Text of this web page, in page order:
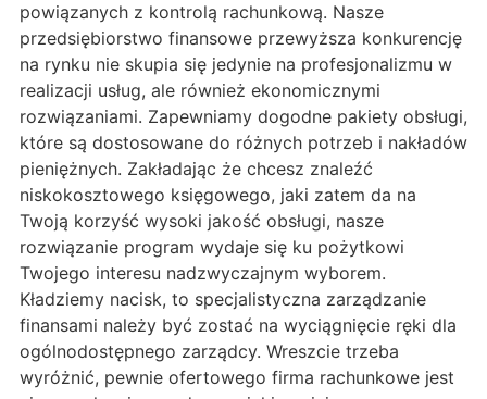
powiązanych z kontrolą rachunkową. Nasze
przedsiębiorstwo finansowe przewyższa konkurencję
na rynku nie skupia się jedynie na profesjonalizmu w
realizacji usług, ale również ekonomicznymi
rozwiązaniami. Zapewniamy dogodne pakiety obsługi,
które są dostosowane do różnych potrzeb i nakładów
pieniężnych. Zakładając że chcesz znaleźć
niskokosztowego księgowego, jaki zatem da na
Twoją korzyść wysoki jakość obsługi, nasze
rozwiązanie program wydaje się ku pożytkowi
Twojego interesu nadzwyczajnym wyborem.
Kładziemy nacisk, to specjalistyczna zarządzanie
finansami należy być zostać na wyciągnięcie ręki dla
ogólnodostępnego zarządcy. Wreszcie trzeba
wyróżnić, pewnie ofertowego firma rachunkowe jest